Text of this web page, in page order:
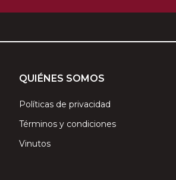
QUIÉNES SOMOS
Políticas de privacidad
Términos y condiciones
Vinutos